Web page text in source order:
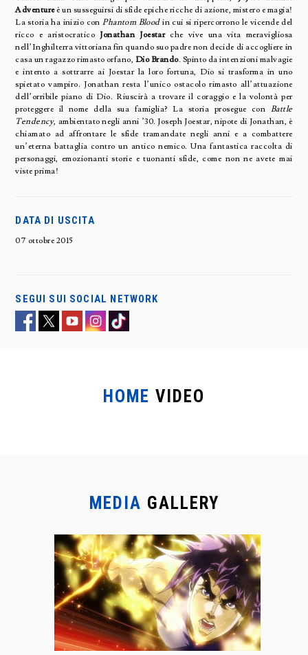
Adventureè un susseguirsi di sfide epiche ricche di azione, mistero e magia!
La storia ha inizio conPhantom Bloodin cui si ripercorrono le vicende del
ricco e aristocratico Jonathan Joestarche vive una vita meravigliosa
nell’Inghilterra vittoriana fin quando suo padre non decide di accogliere in
casa un ragazzo rimasto orfano, Dio Brando. Spinto da intenzioni malvagie
e intento a sottrarre ai Joestar la loro fortuna, Dio si trasforma in uno
spietato vampiro. Jonathan resta l’unico ostacolo rimasto all’attuazione
dell’orribile piano di Dio. Riuscirà a trovare il coraggio e la volontà per
proteggere il nome della sua famiglia? La storia prosegue con Battle
Tendency, ambientato negli anni ’30. Joseph Joestar, nipote di Jonathan, è
chiamato ad affrontare le sfide tramandate negli anni e a combattere
un’eterna battaglia contro un antico nemico. Una fantastica raccolta di
personaggi, emozionanti storie e tuonanti sfide, come non ne avete mai
viste prima!
DATA DI USCITA
07 ottobre 2015
SEGUI SUI SOCIAL NETWORK
HOME VIDEO
MEDIA GALLERY